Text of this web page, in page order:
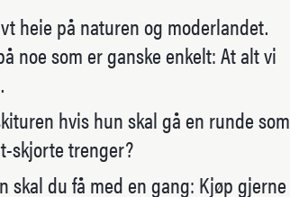
heie på naturen og moderlandet.
noe som er ganske enkelt: At alt vi
hvis hun skal gå en runde som
skjorte trenger?
skal du få med en gang: Kjøp gjerne